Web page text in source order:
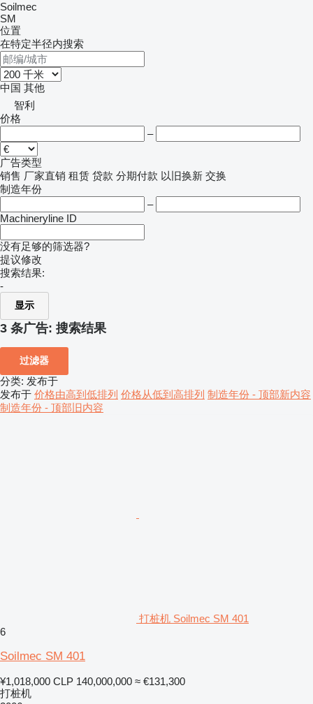
Soilmec
SM
位置
在特定半径内搜索
中国 其他
智利
价格
–
广告类型
销售 厂家直销 租赁 贷款 分期付款 以旧换新 交换
制造年份
–
Machineryline ID
没有足够的筛选器?
提议修改
搜索结果:
-
显示
3 条广告: 搜索结果
过滤器
分类: 发布于
发布于 价格由高到低排列 价格从低到高排列 制造年份 - 顶部新内容
制造年份 - 顶部旧内容
打桩机 Soilmec SM 401
6
Soilmec SM 401
¥1,018,000 CLP 140,000,000 ≈ €131,300
打桩机